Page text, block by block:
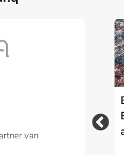
van
Een
het
Innovation